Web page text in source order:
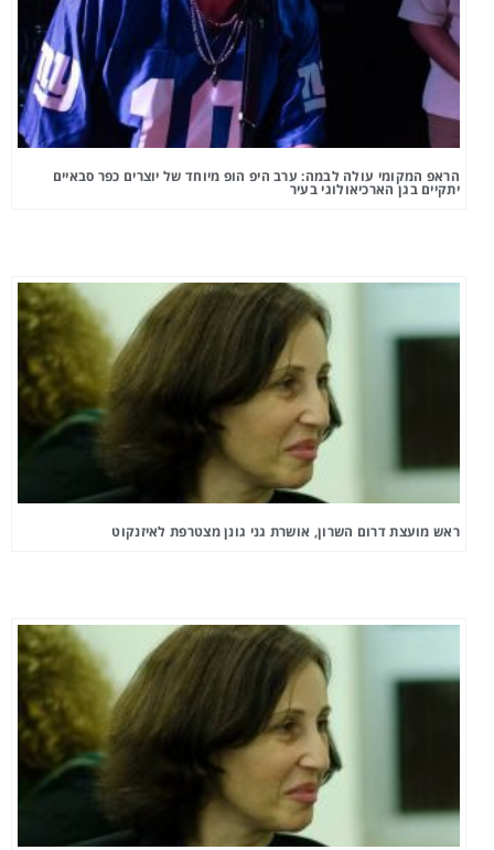
הראפ המקומי עולה לבמה: ערב היפ הופ מיוחד של יוצרים כפר סבאיים
יתקיים בגן הארכיאולוגי בעיר
ראש מועצת דרום השרון, אושרת גני גונן מצטרפת לאיזנקוט